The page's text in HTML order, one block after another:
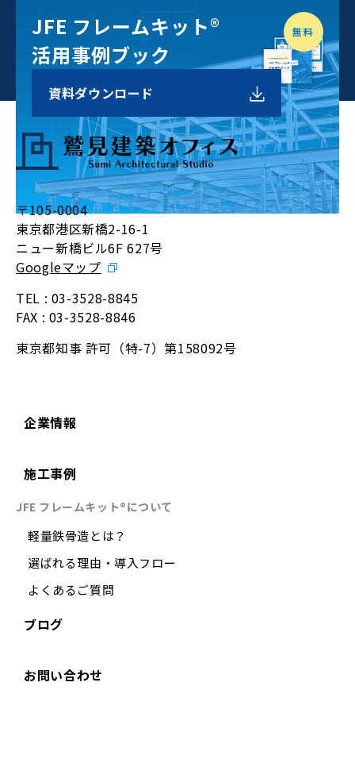
無料
JFE フレームキット®
活用事例ブック
資料ダウンロード
〒105-0004
東京都港区新橋2-16-1
ニュー新橋ビル6F 627号
Googleマップ
TEL : 03-3528-8845
FAX : 03-3528-8846
東京都知事 許可（特-7）第158092号
企業情報
施工事例
JFE フレームキット®について
軽量鉄骨造とは？
選ばれる理由・導入フロー
よくあるご質問
ブログ
お問い合わせ